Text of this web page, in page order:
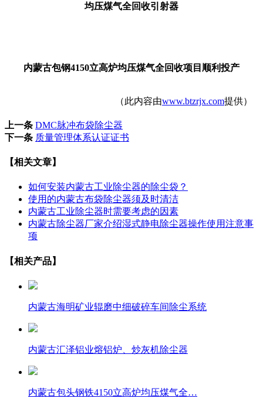
均压煤气全回收引射器
内蒙古包钢4150立高炉均压煤气全回收项目顺利投产
（此内容由www.btzrjx.com提供）
上一条 DMC脉冲布袋除尘器
下一条 质量管理体系认证证书
【相关文章】
如何安装内蒙古工业除尘器的除尘袋？
使用的内蒙古布袋除尘器须及时清洁
内蒙古工业除尘器时需要考虑的因素
内蒙古除尘器厂家介绍湿式静电除尘器操作使用注意事
项
【相关产品】
内蒙古海明矿业辊磨中细破碎车间除尘系统
内蒙古汇泽铝业熔铝炉、炒灰机除尘器
内蒙古包头钢铁4150立高炉均压煤气全…